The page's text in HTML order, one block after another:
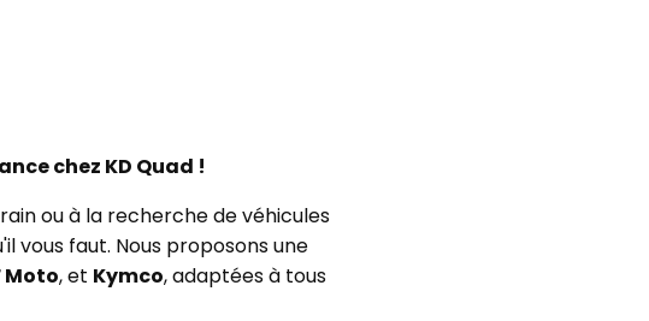
chez KD Quad !
ou à la recherche de véhicules
vous faut. Nous proposons une
Moto, et Kymco, adaptées à tous